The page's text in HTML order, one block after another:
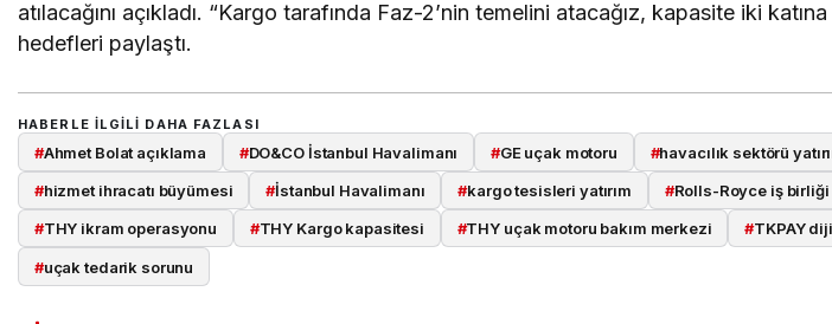
atılacağını açıkladı. “Kargo tarafında Faz-2’nin temelini atacağız, kapasite iki
hedefleri paylaştı.
HABERLE ILGILI DAHA FAZLASI
#Ahmet Bolat açıklama #DO&CO İstanbul Havalimanı #GE uçak motoru #havacılık sektörü
#hizmet ihracatı büyümesi #İstanbul Havalimanı #kargo tesisleri yatırım #Rolls-Royce iş birliği
#THY ikram operasyonu #THY Kargo kapasitesi #THY uçak motoru bakım merkezi #TKPAY
#uçak tedarik sorunu